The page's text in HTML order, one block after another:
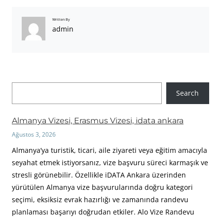
Written By
admin
Search
Almanya Vizesi, Erasmus Vizesi, idata ankara
Ağustos 3, 2026
Almanya’ya turistik, ticari, aile ziyareti veya eğitim amacıyla
seyahat etmek istiyorsanız, vize başvuru süreci karmaşık ve
stresli görünebilir. Özellikle iDATA Ankara üzerinden
yürütülen Almanya vize başvurularında doğru kategori
seçimi, eksiksiz evrak hazırlığı ve zamanında randevu
planlaması başarıyı doğrudan etkiler. Alo Vize Randevu